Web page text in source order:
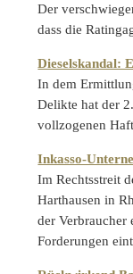
Der
dass die
Dieselskandal:
In dem
Delikte hat der
vollzogenen
Inkasso-
Im Rechtsstreit
Harthausen in
der Verbraucher
Forderungen